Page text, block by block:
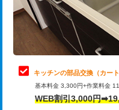
め込み）)
給水管工事※（土の掘削・
給水管工事※（塩ビ管（
用/3ｍまで)
給水管工事※（塩ビ管（
止水・漏水調査・防水処理
理・調整・分解・加工など
止水・漏水調査・防水処理
理・調整・分解・加工など
止水・漏水調査・防水処
理・調整・分解・加工な
キッチンの部品交換（カー
基本料金 3,300円+作業料金
WEB割引3,000円